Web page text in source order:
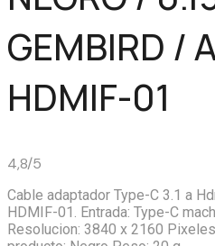
GEMBIRD /
HDMIF-01
4,8/5
Cable adaptador Type-C 3.1 a
HDMIF-01. Entrada: Type-C
Resolucion: 3840 x 2160